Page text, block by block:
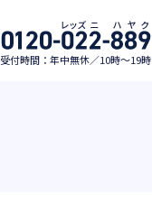
受付時間：年中無休／10時〜19時